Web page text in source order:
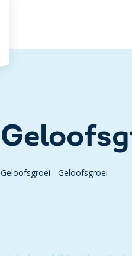
Geloofsgroei - Geloofsgroei